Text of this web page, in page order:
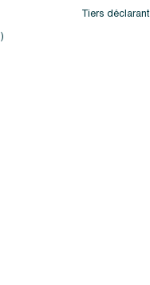
Tiers déclarant